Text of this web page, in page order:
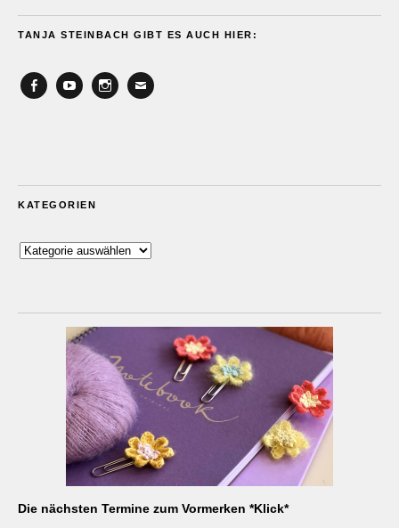
TANJA STEINBACH GIBT ES AUCH HIER:
KATEGORIEN
Kategorien
Die nächsten Termine zum Vormerken *Klick*